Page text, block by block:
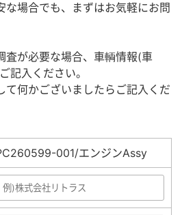
な場合でも、まずはお気軽にお問
査が必要な場合、車輌情報(車
記入ください。
て何かございましたらご記入くだ
001/エンジンAssy